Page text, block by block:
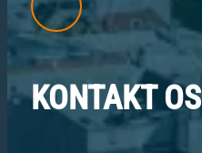
KONTAKT OS